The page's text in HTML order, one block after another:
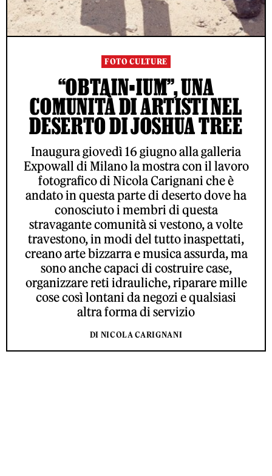
FOTO CULTURE
“OBTAIN•IUM”, UNA
COMUNITÀ DI ARTISTI NEL
DESERTO DI JOSHUA TREE
Inaugura giovedì 16 giugno alla galleria
Expowall di Milano la mostra con il lavoro
fotografico di Nicola Carignani che è
andato in questa parte di deserto dove ha
conosciuto i membri di questa
stravagante comunità si vestono, a volte
travestono, in modi del tutto inaspettati,
creano arte bizzarra e musica assurda, ma
sono anche capaci di costruire case,
organizzare reti idrauliche, riparare mille
cose così lontani da negozi e qualsiasi
altra forma di servizio
DI NICOLA CARIGNANI